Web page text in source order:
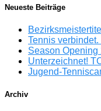
Neueste Beiträge
Tennis
Season Opening
Unterzeichnet!
Jugend-
Archiv